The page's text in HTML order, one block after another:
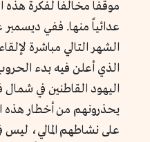
موقفاً مخالفاً لفكرة
الشهر التالي مباشرة
الذي أعلن فيه بدء
اليهود القاطنين في شمال
يحذرونهم من أخطار هذه
على نشاطهم المالي،